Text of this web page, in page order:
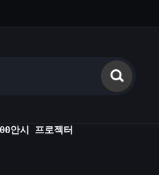
안시 프로젝터